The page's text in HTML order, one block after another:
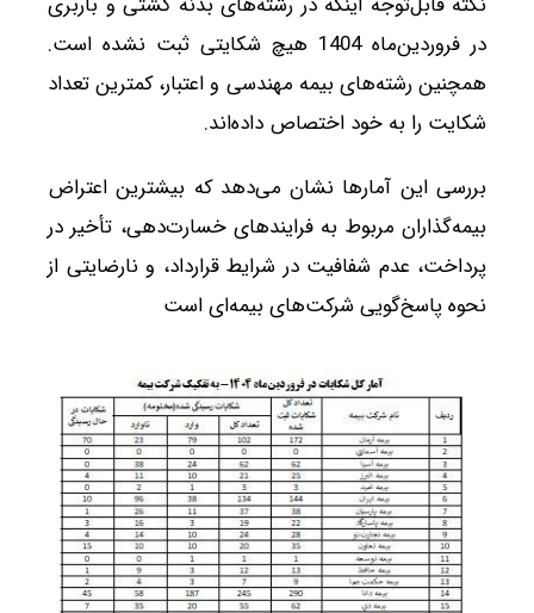
در فروردین‌ماه 1404 هیچ شکایتی ثبت نشده است.
همچنین رشته‌های بیمه مهندسی و اعتبار، کمترین تعداد
شکایت را به خود اختصاص داده‌اند.
بررسی این آمارها نشان می‌دهد که بیشترین اعتراض
بیمه‌گذاران مربوط به فرایندهای خسارت‌دهی، تأخیر در
پرداخت، عدم شفافیت در شرایط قرارداد، و نارضایتی از
نحوه پاسخ‌گویی شرکت‌های بیمه‌ای است